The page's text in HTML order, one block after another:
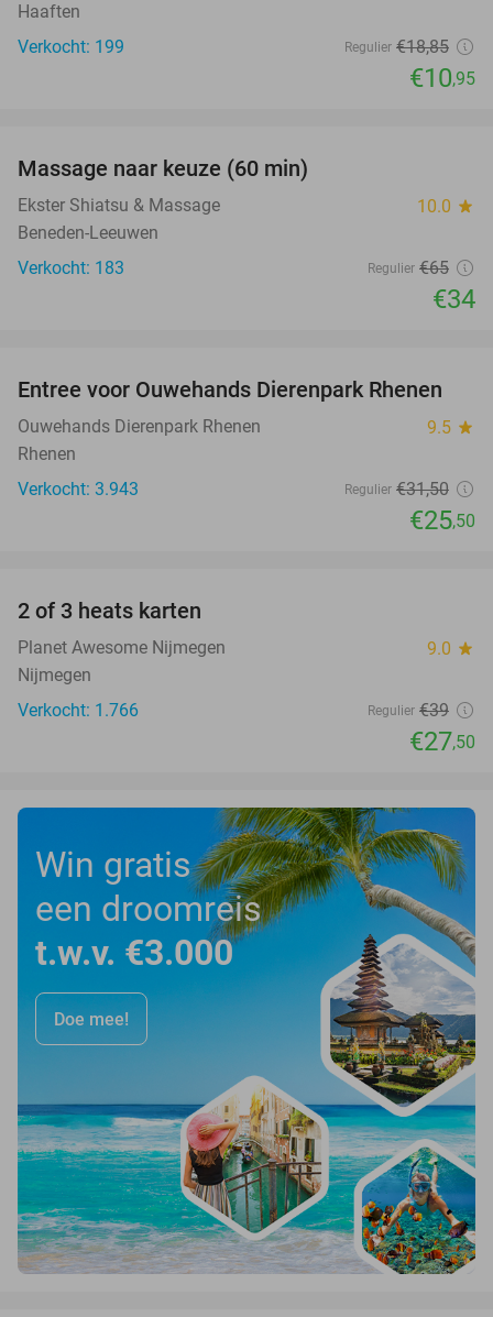
Haaften
Verkocht: 199
Regulier €18,85
€10,95
Massage naar keuze (60 min)
Ekster Shiatsu & Massage 10.0 star
Beneden-Leeuwen
Verkocht: 183
Regulier €65
€34
19%
Entree voor Ouwehands Dierenpark Rhenen
Ouwehands Dierenpark Rhenen 9.5 star
Rhenen
Verkocht: 3.943
Regulier €31,50
€25,50
2 of 3 heats karten
Planet Awesome Nijmegen 9.0 star
Nijmegen
Verkocht: 1.766
Regulier €39
€27,50
Win gratis
een droomreis
t.w.v. €3.000
Doe mee!